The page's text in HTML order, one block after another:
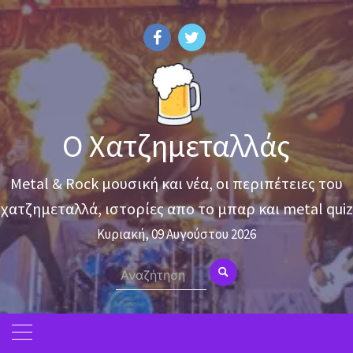
Skip
content
Ο Χατζημεταλλάς
Metal & Rock μουσική και νέα, οι περιπέτειες του
χατζημεταλλά, ιστορίες απο το μπαρ και metal quiz
Κυριακή, 09 Αυγούστου 2026
Search
for: